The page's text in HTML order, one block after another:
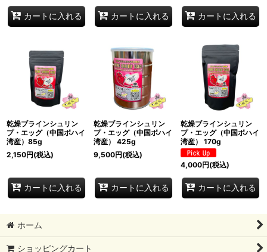
カートに入れる カートに入れる カートに入れる
乾燥ブラインシュリン
プ・エッグ（中国ボハイ
湾産）85g
2,150円(税込)
カートに入れる
乾燥ブラインシュリン
プ・エッグ（中国ボハイ
湾産） 425g
9,500円(税込)
カートに入れる
乾燥ブラインシュリン
プ・エッグ（中国ボハイ
湾産） 170g
4,000円(税込)
カートに入れる
ホーム
ショッピングカート